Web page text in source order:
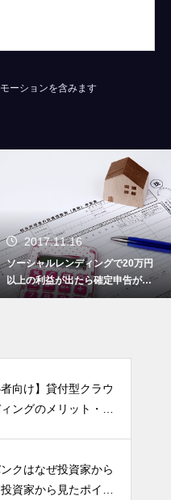
ーションを含みます
2017.11.16
ソーシャルレンディングで20万円
以上の利益が出たら確定申告が必
要です！
者向け】貸付型クラウ
ィングのメリット・デ
クはなぜ投資家から
資家から見たポイン